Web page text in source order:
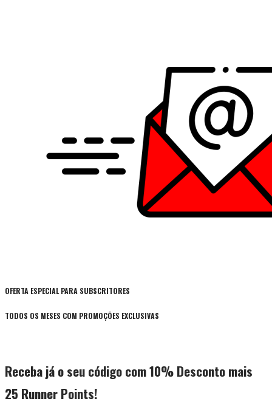
OFERTA ESPECIAL PARA SUBSCRITORES
TODOS OS MESES COM PROMOÇÕES EXCLUSIVAS
Receba já o seu código com 10% Desconto mais
25 Runner Points!